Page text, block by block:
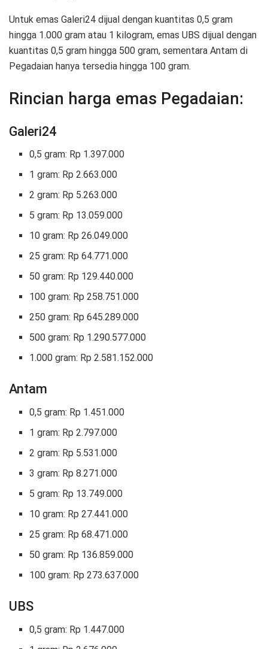
Untuk emas Galeri24 dijual dengan kuantitas 0,5 gram
hingga 1.000 gram atau 1 kilogram, emas UBS dijual dengan
kuantitas 0,5 gram hingga 500 gram, sementara Antam di
Pegadaian hanya tersedia hingga 100 gram.
Rincian harga emas Pegadaian:
Galeri24
0,5 gram: Rp 1.397.000
1 gram: Rp 2.663.000
2 gram: Rp 5.263.000
5 gram: Rp 13.059.000
10 gram: Rp 26.049.000
25 gram: Rp 64.771.000
50 gram: Rp 129.440.000
100 gram: Rp 258.751.000
250 gram: Rp 645.289.000
500 gram: Rp 1.290.577.000
1.000 gram: Rp 2.581.152.000
Antam
0,5 gram: Rp 1.451.000
1 gram: Rp 2.797.000
2 gram: Rp 5.531.000
3 gram: Rp 8.271.000
5 gram: Rp 13.749.000
10 gram: Rp 27.441.000
25 gram: Rp 68.471.000
50 gram: Rp 136.859.000
100 gram: Rp 273.637.000
UBS
0,5 gram: Rp 1.447.000